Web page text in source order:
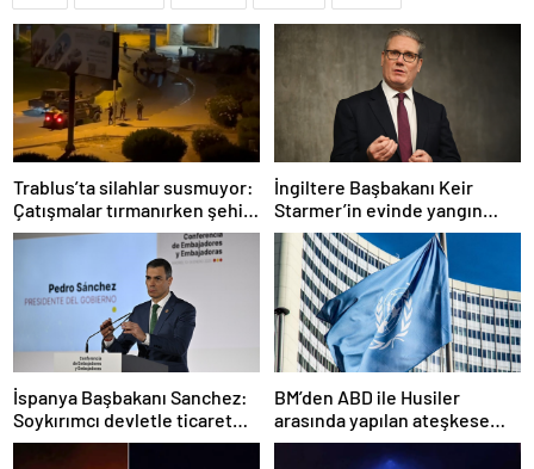
Trablus’ta silahlar susmuyor:
Çatışmalar tırmanırken şehir
alarmda
İngiltere Başbakanı Keir
Starmer’in evinde yangın
çıktı
İspanya Başbakanı Sanchez:
Soykırımcı devletle ticaret
yapmayız
BM’den ABD ile Husiler
arasında yapılan ateşkese
ilişkin değerlendirme